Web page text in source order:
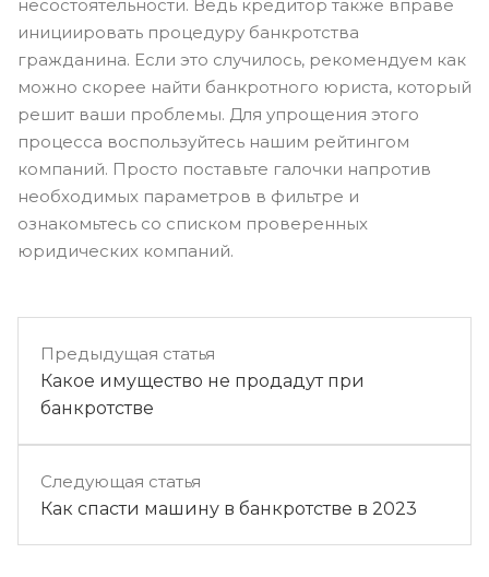
несостоятельности. Ведь кредитор также вправе
инициировать процедуру банкротства
гражданина. Если это случилось, рекомендуем как
можно скорее найти банкротного юриста, который
решит ваши проблемы. Для упрощения этого
процесса воспользуйтесь нашим рейтингом
компаний. Просто поставьте галочки напротив
необходимых параметров в фильтре и
ознакомьтесь со списком проверенных
юридических компаний.
Предыдущая статья
Какое имущество не продадут при
банкротстве
Следующая статья
Как спасти машину в банкротстве в 2023